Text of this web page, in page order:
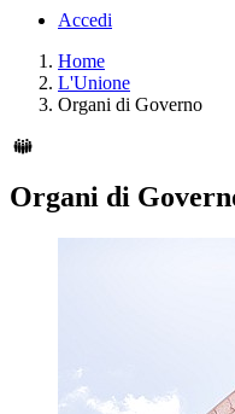
Accedi
Home
L'Unione
Organi di Governo
Organi di